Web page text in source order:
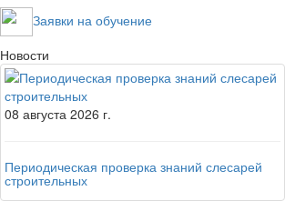
Заявки на обучение
Новости
08 августа 2026 г.
Периодическая проверка знаний слесарей
строительных